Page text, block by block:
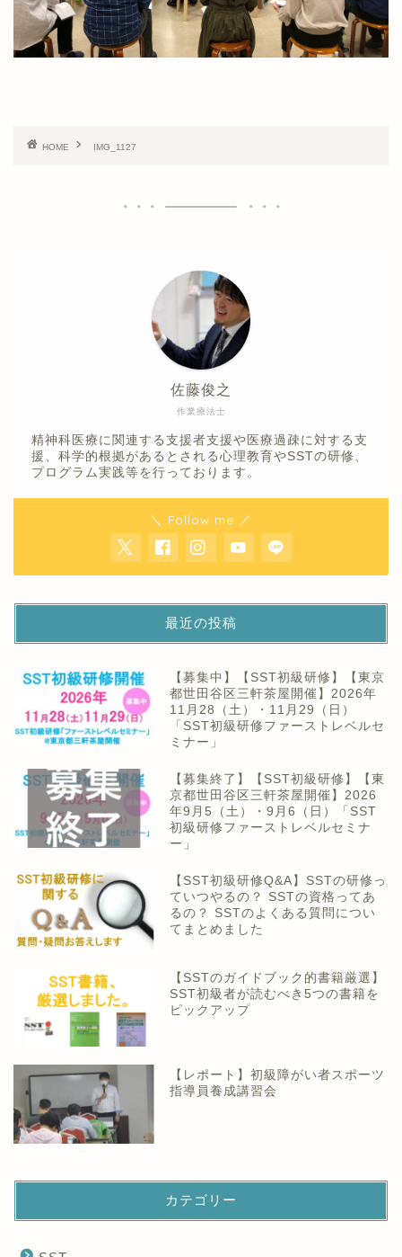
HOME IMG_1127
作業療法士
佐藤俊之
精神科医療に関連する支援者支援や医療過疎に対する支
援、科学的根拠があるとされる心理教育やSSTの研修、
プログラム実践等を行っております。
＼ Follow me ／
最近の投稿
【募集中】【SST初級研修】【東京
都世田谷区三軒茶屋開催】2026年
11月28（土）・11月29（日）
「SST初級研修ファーストレベルセ
ミナー」
【募集終了】【SST初級研修】【東
京都世田谷区三軒茶屋開催】2026
年9月5（土）・9月6（日）「SST
初級研修ファーストレベルセミナ
ー」
【SST初級研修Q&A】SSTの研修っ
ていつやるの？ SSTの資格ってあ
るの？ SSTのよくある質問につい
てまとめました
【SSTのガイドブック的書籍厳選】
SST初級者が読むべき5つの書籍を
ピックアップ
【レポート】初級障がい者スポーツ
指導員養成講習会
カテゴリー